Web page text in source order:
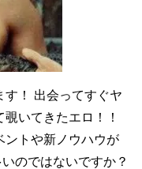
す！ 出会ってすぐヤ
いてきたエロ！！
ントや新ノウハウが
のではないですか？